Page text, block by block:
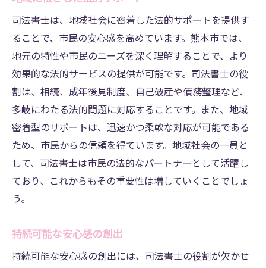
司法書士は、地域社会に密着した法的サポートを提供す
ることで、市民の安心感を高めています。熊本市では、
地元の特性や市民のニーズを深く理解することで、より
効果的な法的サービスの提供が可能です。司法書士の役
割は、相続、成年後見制度、自己破産や債務整理など、
多岐にわたる法的問題に対応することです。また、地域
密着型のサポートは、迅速かつ柔軟な対応が可能である
ため、市民からの信頼を得ています。地域社会の一員と
して、司法書士は市民の法的なパートナーとして活躍し
ており、これからもその重要性は増していくことでしょ
う。
持続可能な安心感の創出
持続可能な安心感の創出には、司法書士の役割が欠かせ